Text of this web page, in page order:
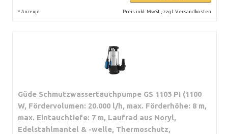
* Anzeige Preis inkl. MwSt., zzgl. Versandkosten
Güde Schmutzwassertauchpumpe GS 1103 PI (1100
W, Fördervolumen: 20.000 l/h, max. Förderhöhe: 8 m,
max. Eintauchtiefe: 7 m, Laufrad aus Noryl,
Edelstahlmantel & -welle, Thermoschutz,